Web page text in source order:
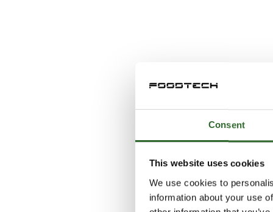
Consent
This website uses cookies
We use cookies to
information about your use